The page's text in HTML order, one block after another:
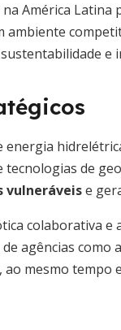
América Latina
e
de
vulneráveise
colaborativa e
agências como
mesmo tempo